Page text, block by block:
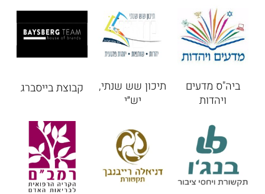
ביה"ס מדעים
ויהדות
תיכון שש שנתי,
יש״י
קבוצת בייסברג